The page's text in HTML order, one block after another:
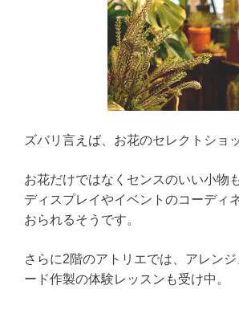
ズバリ言えば、お花のセレクトショ
お花だけではなくセンスのいい小物
ディスプレイやイベントのコーディ
おられるそうです。
さらに2階のアトリエでは、アレン
ード作製の体験レッスンも受け中。